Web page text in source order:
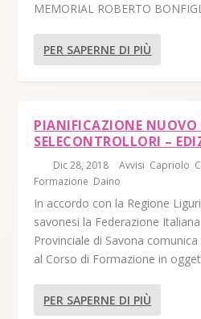
MEMORIAL ROBERTO
PER SAPERNE DI PIÙ
PIANIFICAZIONE NUOVO
SELECONTROLLORI –
Dic 28, 2018 |Avvisi Capriolo
Formazione Daino
In accordo con la Regione
savonesi la Federazione
Provinciale di Savona
al Corso di Formazione in
PER SAPERNE DI PIÙ